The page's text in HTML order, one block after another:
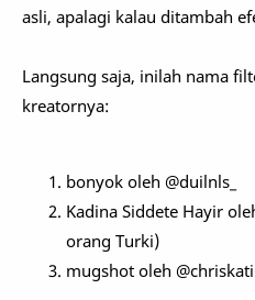
asli, apalagi kalau ditambah
Langsung saja, inilah nama
kreatornya:
bonyok oleh @duilnls_
Kadina Siddete Hayir
orang Turki)
mugshot oleh